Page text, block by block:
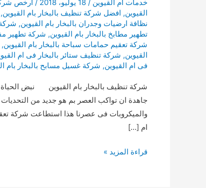
خدمات ام القيوين / 18 يوليو، 2018 / ارخص شركة
القيوين, افضل شركة تنظيف بالبخار بام القيوين,
نظافة ارضيات وجدران بالبخار بام القيوين, شركة
تطهير مطابخ بالبخار بام القيوين, شركة تطهير
شركة تعقيم حمامات سباحة بالبخار بام القيوين,
القيوين, شركة تنظيف ستائر بالبخار فى ام
فى ام القيوين, شركة غسيل مسابح بالبخار بام
شركة تنظيف بالبخار بام القيوين نبض الحياة
جاهدة ان تواكب العصر بم هو جديد من
والميكروبات فى عصرنا هذا استطاعت شركة
ام […]
تنظيف
قراءة المزيد »